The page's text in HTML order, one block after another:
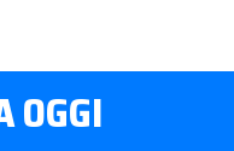
OGGI